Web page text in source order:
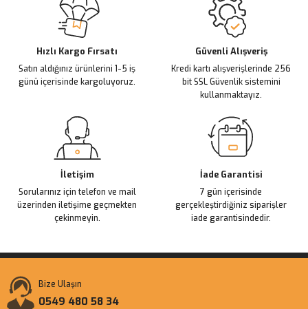
Ürün açıklamasında eksik bilgiler bulunuyor.
Ürün bilgilerinde hatalar bulunuyor.
Ürün fiyatı diğer sitelerden daha pahalı.
Bu ürüne benzer farklı alternatifler olmalı.
Hızlı Kargo Fırsatı
Satın aldığınız ürünlerini 1-5 iş
günü içerisinde kargoluyoruz.
Güvenli Alışveriş
Kredi kartı alışverişlerinde 256
bit SSL Güvenlik sistemini
kullanmaktayız.
İletişim
Sorularınız için telefon ve mail
üzerinden iletişime geçmekten
çekinmeyin.
İade Garantisi
7 gün içerisinde
gerçekleştirdiğiniz siparişler
iade garantisindedir.
Bize Ulaşın
0549 480 58 34